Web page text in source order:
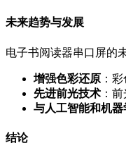
未来趋势与发展
电子书阅读器串口屏的
增强色彩还原 ：
先进前光技术 ：
与人工智能和机
结论